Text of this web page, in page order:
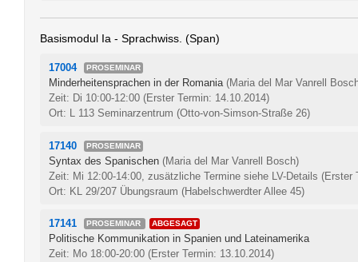
Basismodul Ia - Sprachwiss. (Span)
17004 PROSEMINAR
Minderheitensprachen in der Romania (Maria del Mar Vanrell
Zeit: Di 10:00-12:00 (Erster Termin: 14.10.2014)
Ort: L 113 Seminarzentrum (Otto-von-Simson-Straße 26)
17140 PROSEMINAR
Syntax des Spanischen (Maria del Mar Vanrell Bosch)
Zeit: Mi 12:00-14:00, zusätzliche Termine siehe LV-Details (Erster
Ort: KL 29/207 Übungsraum (Habelschwerdter Allee 45)
17141 PROSEMINAR ABGESAGT
Politische Kommunikation in Spanien und Lateinamerika
Zeit: Mo 18:00-20:00 (Erster Termin: 13.10.2014)